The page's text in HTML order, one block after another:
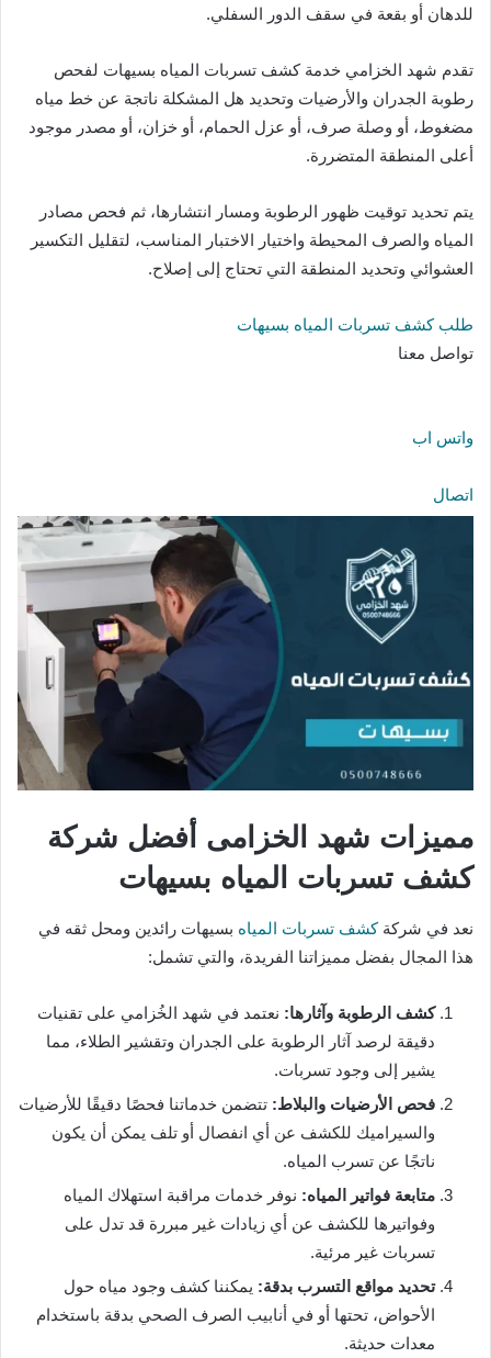
للدهان أو بقعة في سقف الدور السفلي.
تقدم شهد الخزامي خدمة كشف تسربات المياه بسيهات لفحص
رطوبة الجدران والأرضيات وتحديد هل المشكلة ناتجة عن خط مياه
مضغوط، أو وصلة صرف، أو عزل الحمام، أو خزان، أو مصدر موجود
أعلى المنطقة المتضررة.
يتم تحديد توقيت ظهور الرطوبة ومسار انتشارها، ثم فحص مصادر
المياه والصرف المحيطة واختيار الاختبار المناسب، لتقليل التكسير
العشوائي وتحديد المنطقة التي تحتاج إلى إصلاح.
طلب كشف تسربات المياه بسيهات
تواصل معنا
واتس اب
اتصال
مميزات شهد الخزامى أفضل شركة
كشف تسربات المياه بسيهات
نعد في شركة كشف تسربات المياه بسيهات رائدين ومحل ثقه في
هذا المجال بفضل مميزاتنا الفريدة، والتي تشمل:
كشف الرطوبة وآثارها: نعتمد في شهد الخُزامي على تقنيات
دقيقة لرصد آثار الرطوبة على الجدران وتقشير الطلاء، مما
يشير إلى وجود تسربات.
فحص الأرضيات والبلاط: تتضمن خدماتنا فحصًا دقيقًا للأرضيات
والسيراميك للكشف عن أي انفصال أو تلف يمكن أن يكون
ناتجًا عن تسرب المياه.
متابعة فواتير المياه: نوفر خدمات مراقبة استهلاك المياه
وفواتيرها للكشف عن أي زيادات غير مبررة قد تدل على
تسربات غير مرئية.
تحديد مواقع التسرب بدقة: يمكننا كشف وجود مياه حول
الأحواض، تحتها أو في أنابيب الصرف الصحي بدقة باستخدام
معدات حديثة.